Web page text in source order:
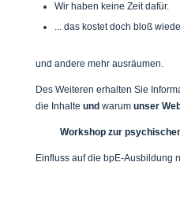
Wir haben keine Zeit dafür.
... das kostet doch bloß
und andere mehr ausräumen.
Des Weiteren erhalten Sie
die Inhalte und warum unser
Workshop zur
Einfluss auf die bpE-Ausbildung